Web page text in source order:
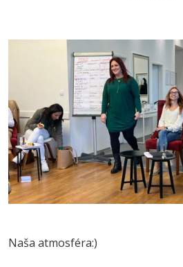
Naša atmosféra:)